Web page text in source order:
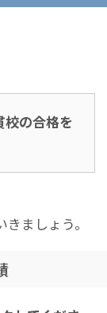
の合格を
ましょう。